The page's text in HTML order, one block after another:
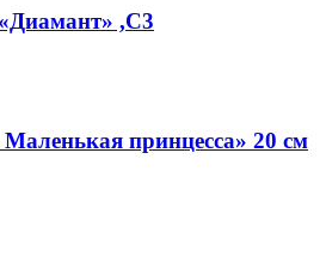
,С3
принцесса» 20 см